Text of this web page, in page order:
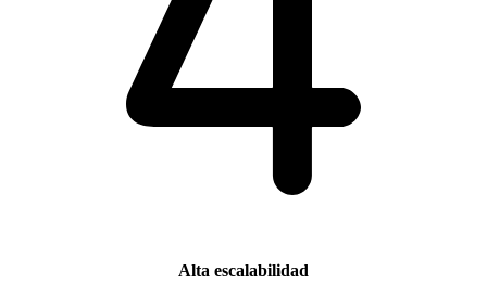
Alta escalabilidad